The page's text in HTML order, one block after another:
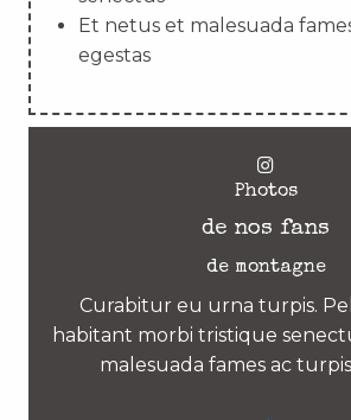
Et netus et malesuada
egestas
Photos
de nos fans
de montagne
Curabitur eu urna turpis.
habitant morbi tristique
malesuada fames ac